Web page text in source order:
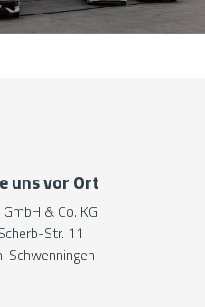
uns vor Ort
& Co. KG
Str. 11
Schwenningen